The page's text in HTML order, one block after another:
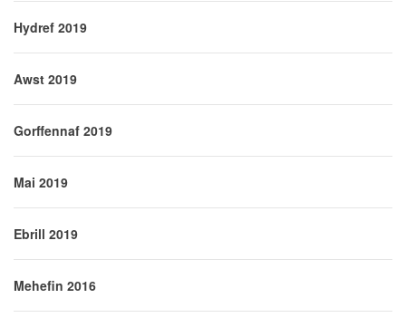
Hydref 2019
Awst 2019
Gorffennaf 2019
Mai 2019
Ebrill 2019
Mehefin 2016